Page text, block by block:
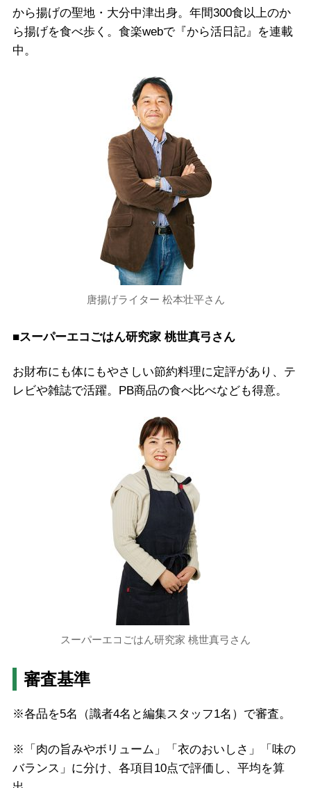
から揚げの聖地・大分中津出身。年間300食以上のか
ら揚げを食べ歩く。食楽webで『から活日記』を連載
中。
唐揚げライター 松本壮平さん
■スーパーエコごはん研究家 桃世真弓さん
お財布にも体にもやさしい節約料理に定評があり、テ
レビや雑誌で活躍。PB商品の食べ比べなども得意。
スーパーエコごはん研究家 桃世真弓さん
審査基準
※各品を5名（識者4名と編集スタッフ1名）で審査。
※「肉の旨みやボリューム」「衣のおいしさ」「味の
バランス」に分け、各項目10点で評価し、平均を算